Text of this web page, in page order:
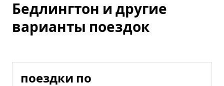
Бедлингтон и другие
варианты поездок
поездки по